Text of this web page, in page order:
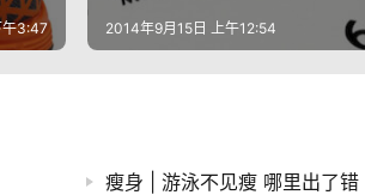
午3:47 2014年9月15日 上午12:54
瘦身 | 游泳不见瘦 哪里出了错